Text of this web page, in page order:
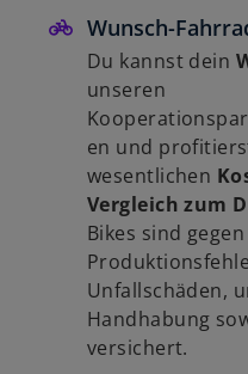
Wunsch-
Du kannst dein
unseren
en und
wesentlichen
Vergleich zum
Bikes sind
Unfallschäden,
Handhabung
versichert.